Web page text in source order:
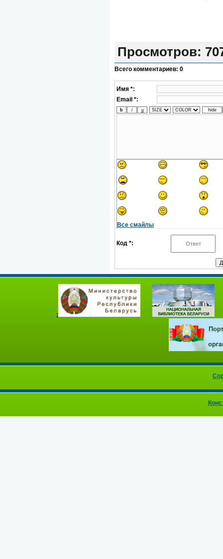
Просмотров:
Всего комментариев: 0
Имя *:
Email *:
Все смайлы
Код *:
;